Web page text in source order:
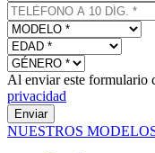
Al enviar este formulario
privacidad
Enviar
NUESTROS